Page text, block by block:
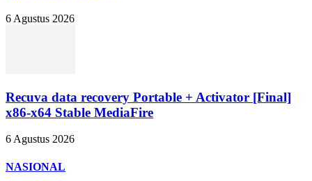
6 Agustus 2026
Recuva data recovery Portable + Activator [Final]
x86-x64 Stable MediaFire
6 Agustus 2026
NASIONAL